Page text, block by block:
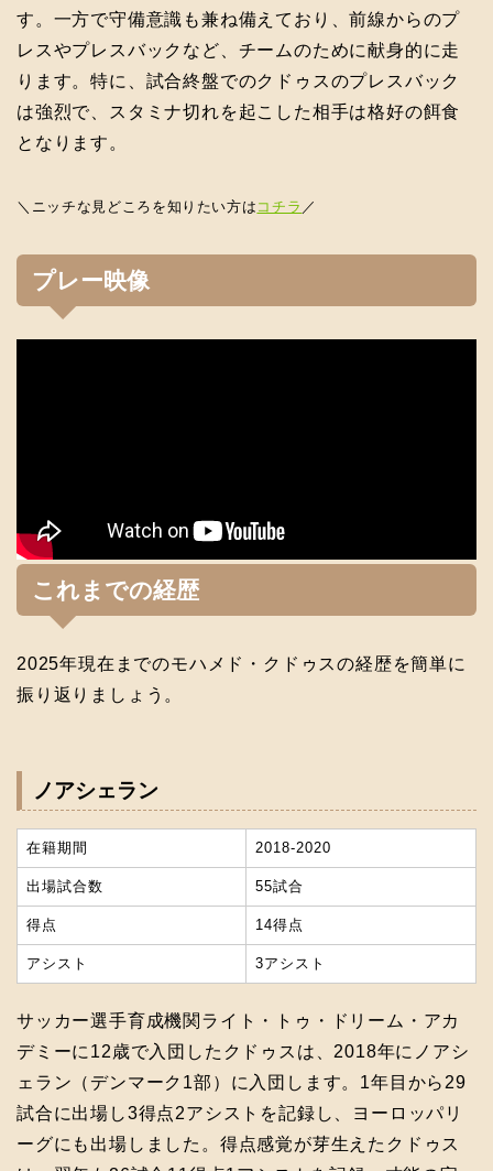
す。一方で守備意識も兼ね備えており、前線からのプ
レスやプレスバックなど、チームのために献身的に走
ります。特に、試合終盤でのクドゥスのプレスバック
は強烈で、スタミナ切れを起こした相手は格好の餌食
となります。
＼ニッチな見どころを知りたい方は コチラ ／
プレー映像
これまでの経歴
2025年現在までのモハメド・クドゥスの経歴を簡単に
振り返りましょう。
ノアシェラン
在籍期間 2018-2020
出場試合数 55試合
得点 14得点
アシスト 3アシスト
サッカー選手育成機関ライト・トゥ・ドリーム・アカ
デミーに12歳で入団したクドゥスは、2018年にノアシ
ェラン（デンマーク1部）に入団します。1年目から29
試合に出場し3得点2アシストを記録し、ヨーロッパリ
ーグにも出場しました。得点感覚が芽生えたクドゥス